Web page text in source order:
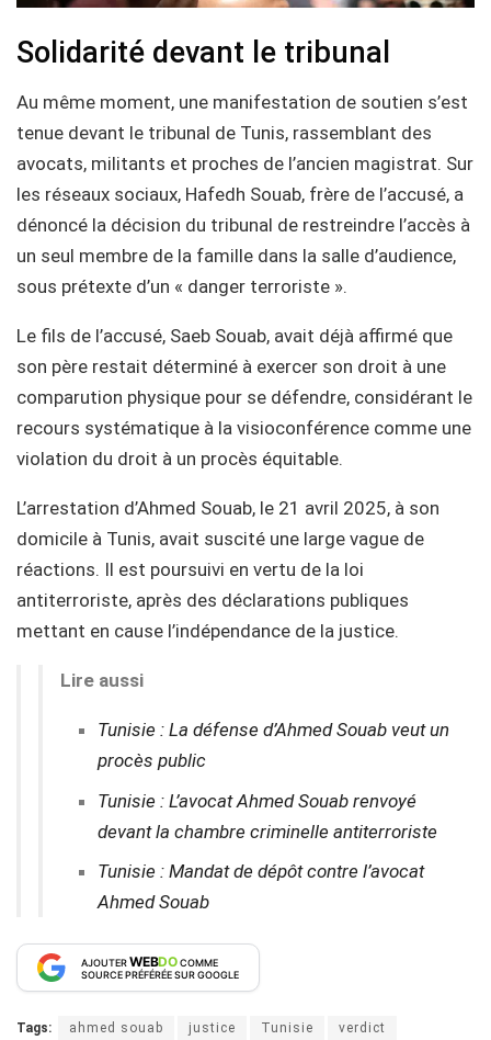
Solidarité devant le tribunal
Au même moment, une manifestation de soutien s’est
tenue devant le tribunal de Tunis, rassemblant des
avocats, militants et proches de l’ancien magistrat. Sur
les réseaux sociaux, Hafedh Souab, frère de l’accusé, a
dénoncé la décision du tribunal de restreindre l’accès à
un seul membre de la famille dans la salle d’audience,
sous prétexte d’un « danger terroriste ».
Le fils de l’accusé, Saeb Souab, avait déjà affirmé que
son père restait déterminé à exercer son droit à une
comparution physique pour se défendre, considérant le
recours systématique à la visioconférence comme une
violation du droit à un procès équitable.
L’arrestation d’Ahmed Souab, le 21 avril 2025, à son
domicile à Tunis, avait suscité une large vague de
réactions. Il est poursuivi en vertu de la loi
antiterroriste, après des déclarations publiques
mettant en cause l’indépendance de la justice.
Lire aussi
Tunisie : La défense d’Ahmed Souab veut un
procès public
Tunisie : L’avocat Ahmed Souab renvoyé
devant la chambre criminelle antiterroriste
Tunisie : Mandat de dépôt contre l’avocat
Ahmed Souab
AJOUTERWEBDOCOMME
SOURCE PRÉFÉRÉE SUR GOOGLE
Tags: ahmed souab justice Tunisie verdict